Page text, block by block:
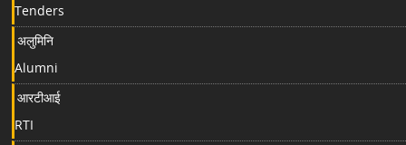
Tenders
अलुमिनि
Alumni
आरटीआई
RTI